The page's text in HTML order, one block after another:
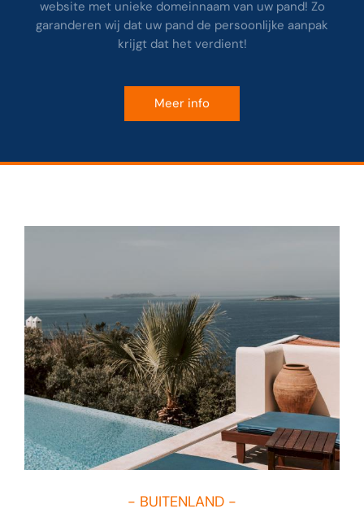
website met unieke domeinnaam van uw pand! Zo
garanderen wij dat uw pand de persoonlijke aanpak
krijgt dat het verdient!
Meer info
- BUITENLAND -